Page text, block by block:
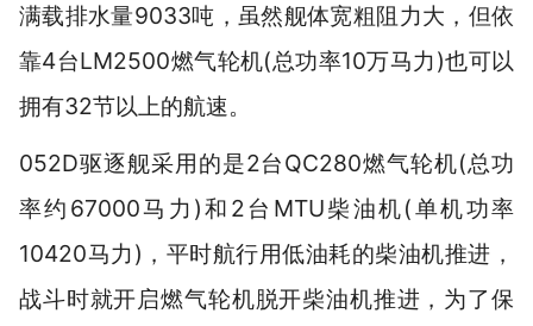
满载排水量9033吨，虽然舰体宽粗阻力大，但依
靠4台LM2500燃气轮机(总功率10万马力)也可以
拥有32节以上的航速。
052D驱逐舰采用的是2台QC280燃气轮机(总功
率约67000马力)和2台MTU柴油机(单机功率
10420马力)，平时航行用低油耗的柴油机推进，
战斗时就开启燃气轮机脱开柴油机推进，为了保